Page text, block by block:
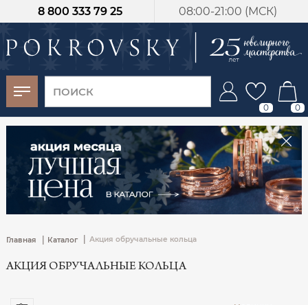
08:00-21:00 (МСК)
8 800 333 79 25
0 0
Главная | Каталог Акция обручальные кольца
АКЦИЯ ОБРУЧАЛЬНЫЕ КОЛЬЦА
-30%
от 15 дней с
момента оплаты